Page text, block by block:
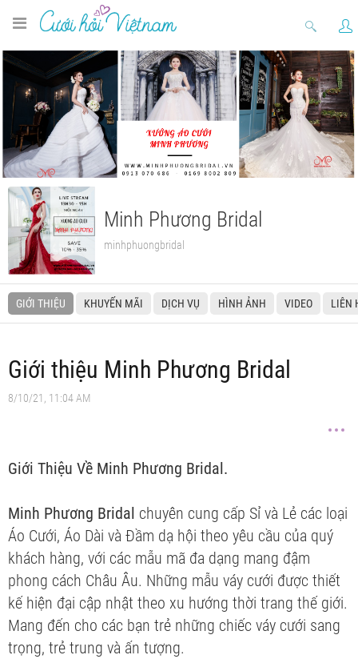
Minh Phương Bridal
minhphuongbridal
GIỚI THIỆU KHUYẾN MÃI DỊCH VỤ HÌNH ẢNH VIDEO LIÊN
Giới thiệu Minh Phương Bridal
8/10/21, 11:04 AM
Giới Thiệu Về Minh Phương Bridal.
Minh Phương Bridal chuyên cung cấp Sỉ và Lẻ các loại
Áo Cưới, Áo Dài và Đầm dạ hội theo yêu cầu của quý
khách hàng, với các mẫu mã đa dạng mang đậm
phong cách Châu Âu. Những mẫu váy cưới được thiết
kế hiện đại cập nhật theo xu hướng thời trang thế giới.
Mang đến cho các bạn trẻ những chiếc váy cưới sang
trọng, trẻ trung và ấn tượng.